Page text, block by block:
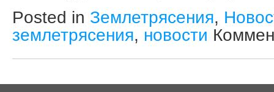
Posted in Землетрясения,
землетрясения, новости